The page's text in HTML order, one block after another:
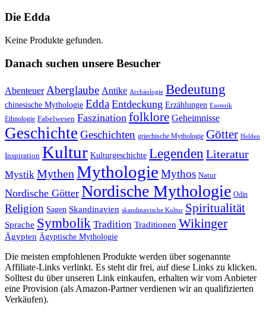
Die Edda
Keine Produkte gefunden.
Danach suchen unsere Besucher
Abenteuer Aberglaube Antike Archäologie Bedeutung
chinesische Mythologie Edda Entdeckung Erzählungen Esoterik
Ethnologie Fabelwesen Faszination folklore Geheimnisse
Geschichte Geschichten griechische Mythologie Götter Helden
Inspiration Kultur Kulturgeschichte Legenden Literatur
Mystik Mythen Mythologie Mythos Natur
Nordische Götter Nordische Mythologie Odin
Religion Sagen Skandinavien skandinavische Kultur Spiritualität
Sprache Symbolik Tradition Traditionen Wikinger
Ägypten Ägyptische Mythologie
Die meisten empfohlenen Produkte werden über sogenannte
Affiliate-Links verlinkt. Es steht dir frei, auf diese Links zu klicken.
Solltest du über unseren Link einkaufen, erhalten wir vom Anbieter
eine Provision (als Amazon-Partner verdienen wir an qualifizierten
Verkäufen).